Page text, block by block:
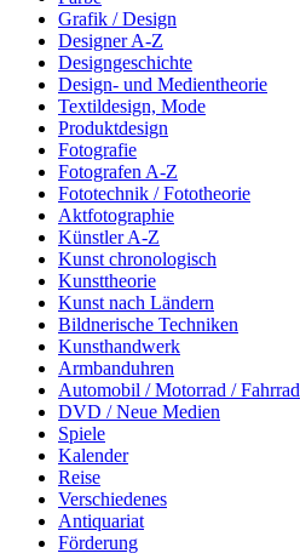
Grafik / Design
Designer A-Z
Designgeschichte
Design- und Medientheorie
Textildesign, Mode
Produktdesign
Fotografie
Fotografen A-Z
Fototechnik / Fototheorie
Aktfotographie
Künstler A-Z
Kunst chronologisch
Kunsttheorie
Kunst nach Ländern
Bildnerische Techniken
Kunsthandwerk
Armbanduhren
Automobil / Motorrad / Fahrrad
DVD / Neue Medien
Spiele
Kalender
Reise
Verschiedenes
Antiquariat
Förderung